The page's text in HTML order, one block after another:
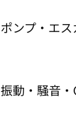
ポンプ・エ
振動・騒音